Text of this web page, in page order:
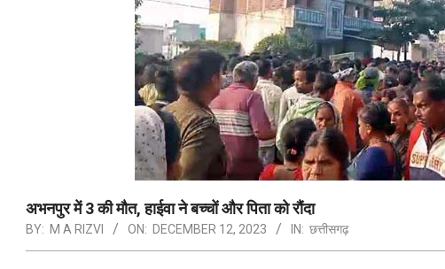
अभनपुर में 3 की मौत, हाईवा ने बच्चों और पिता को रौंदा
BY: M A RIZVI ON: DECEMBER 12, 2023 IN: छत्तीसगढ़